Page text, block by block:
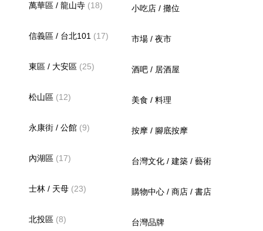
萬華區 / 龍山寺 (18)
信義區 / 台北101 (17)
東區 / 大安區 (25)
松山區 (12)
永康街 / 公館 (9)
內湖區 (17)
士林 / 天母 (23)
北投區 (8)
小吃店 / 攤位
市場 / 夜市
酒吧 / 居酒屋
美食 / 料理
按摩 / 腳底按摩
台灣文化 / 建築 / 藝術
購物中心 / 商店 / 書店
台灣品牌